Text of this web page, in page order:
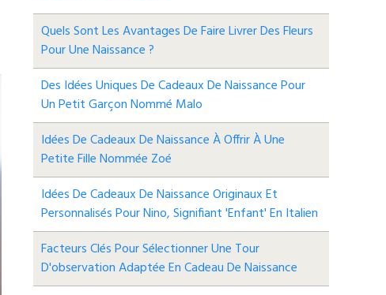
Quels Sont Les Avantages De Faire Livrer Des Fleurs
Pour Une Naissance ?
Des Idées Uniques De Cadeaux De Naissance Pour
Un Petit Garçon Nommé Malo
Idées De Cadeaux De Naissance À Offrir À Une
Petite Fille Nommée Zoé
Idées De Cadeaux De Naissance Originaux Et
Personnalisés Pour Nino, Signifiant 'enfant' En Italien
Facteurs Clés Pour Sélectionner Une Tour
D'observation Adaptée En Cadeau De Naissance